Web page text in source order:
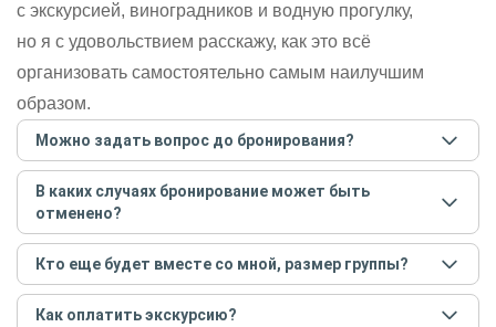
с экскурсией, виноградников и водную прогулку,
но я с удовольствием расскажу, как это всё
организовать самостоятельно самым наилучшим
образом.
Можно задать вопрос до бронирования?
Достаточно перейти по ссылке «Задать вопрос» и
написать гиду. Платить при этом не нужно. Сначала
согласуйте с гидом интересующие вас вопросы и после
этого бронируйте экскурсию.Задать вопрос.
В каких случаях бронирование может быть
отменено?
Только в случае неблагоприятных погодных условий,
например, если экскурсия на кораблике, а по прогнозу
погоды аномально-сильный ветер. При этом гид
предупредит вас об отмене, а мы вернем предоплату на
Кто еще будет вместе со мной, размер группы?
Если экскурсия индивидуальная, гид проведет встречу
только для вас и вашей компании. Если групповая — на
Как оплатить экскурсию?